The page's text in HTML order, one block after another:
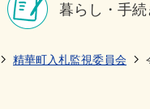
暮らし・手続
精華町入札監視委員会